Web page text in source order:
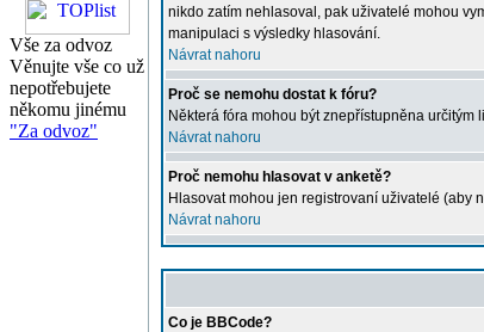
Vše za odvoz
Věnujte vše co už
nepotřebujete
někomu jinému
"Za odvoz"
nikdo zatím nehlasoval, pak uživatelé mohou
manipulaci s výsledky hlasování.
Návrat nahoru
Proč se nemohu dostat k fóru?
Některá fóra mohou být znepřístupněna
Návrat nahoru
Proč nemohu hlasovat v anketě?
Hlasovat mohou jen registrovaní uživatelé (aby
Návrat nahoru
Co je BBCode?